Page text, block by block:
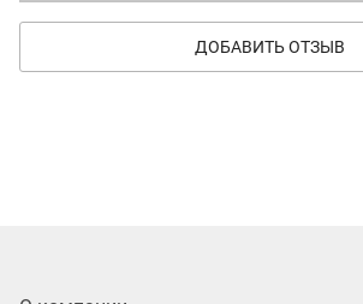
ДОБАВИТЬ ОТЗЫВ